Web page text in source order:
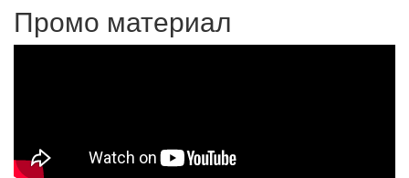
Промо материал